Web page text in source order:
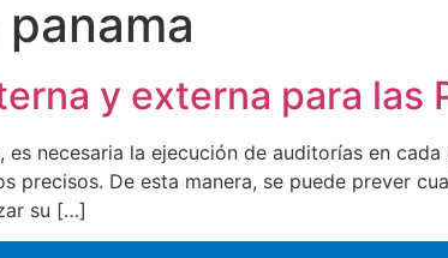
y externa para las
es necesaria la ejecución de auditorías en
precisos. De esta manera, se puede prever
su […]